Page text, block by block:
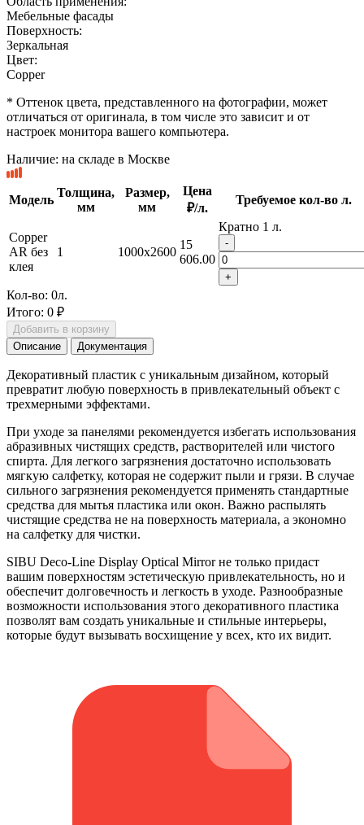
Мебельные фасады
Поверхность:
Зеркальная
Цвет:
Copper
* Оттенок цвета, представленного на фотографии, может
отличаться от оригинала, в том числе это зависит и от
настроек монитора вашего компьютера.
Наличие: на складе в Москве
Модель
Толщина,
мм
Размер,
мм
Цена
₽/л.
Требуемое кол-во л.
Copper
AR без
клея
1 1000x2600
15
606.00
Кратно 1 л.
-
+
Кол-во: 0л.
Итого: 0 ₽
Добавить в корзину
Описание
Документация
Декоративный пластик с уникальным дизайном, который
превратит любую поверхность в привлекательный объект с
трехмерными эффектами.
При уходе за панелями рекомендуется избегать использования
абразивных чистящих средств, растворителей или чистого
спирта. Для легкого загрязнения достаточно использовать
мягкую салфетку, которая не содержит пыли и грязи. В случае
сильного загрязнения рекомендуется применять стандартные
средства для мытья пластика или окон. Важно распылять
чистящие средства не на поверхность материала, а экономно
на салфетку для чистки.
SIBU Deco-Line Display Optical Mirror не только придаст
вашим поверхностям эстетическую привлекательность, но и
обеспечит долговечность и легкость в уходе. Разнообразные
возможности использования этого декоративного пластика
позволят вам создать уникальные и стильные интерьеры,
которые будут вызывать восхищение у всех, кто их видит.